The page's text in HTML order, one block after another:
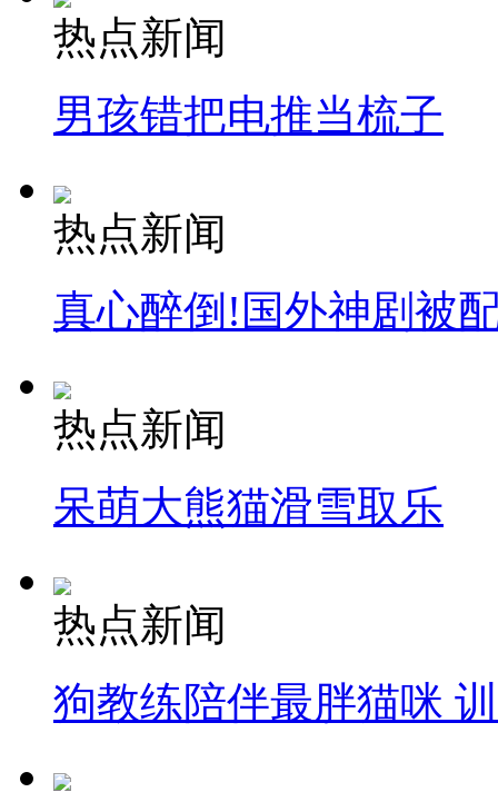
热点新闻
男孩错把电推当梳子
热点新闻
真心醉倒!国外神剧被
热点新闻
呆萌大熊猫滑雪取乐
热点新闻
狗教练陪伴最胖猫咪